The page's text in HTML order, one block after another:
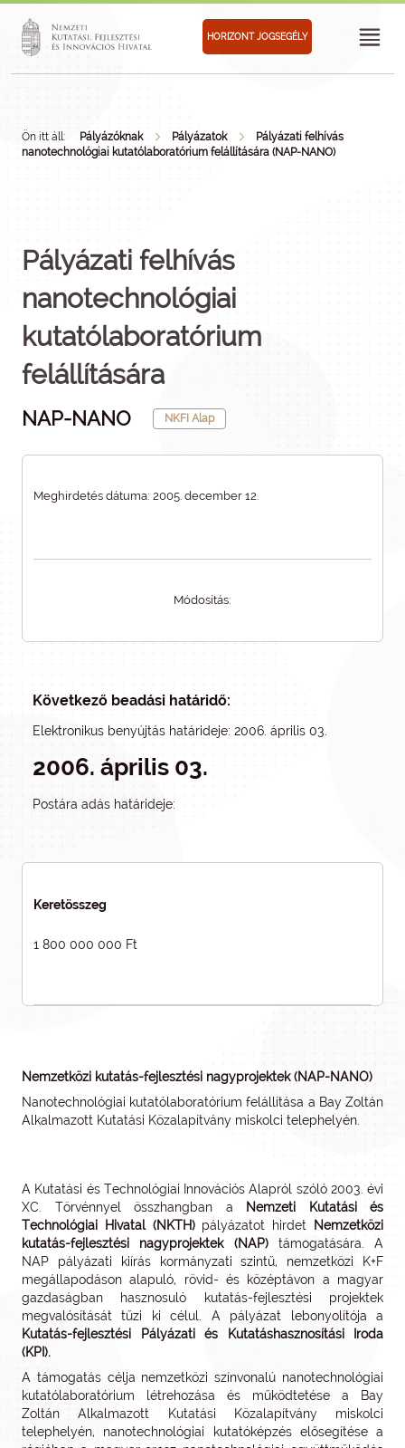
HORIZONT JOGSEGÉLY
Ön itt áll: Pályázóknak Pályázatok
Pályázati felhívás
nanotechnológiai kutatólaboratórium felállítására (NAP-NANO)
Pályázati felhívás
nanotechnológiai
kutatólaboratórium
felállítására
NAP-NANO NKFI Alap
Meghirdetés dátuma: 2005. december 12.
Módosítás:
Következő beadási határidő:
Elektronikus benyújtás határideje: 2006. április 03.
2006. április 03.
Postára adás határideje:
Keretösszeg
1 800 000 000 Ft
Nemzetközi kutatás-fejlesztési nagyprojektek (NAP-NANO)
Nanotechnológiai kutatólaboratórium felállítása a Bay Zoltán
Alkalmazott Kutatási Közalapítvány miskolci telephelyén.
A Kutatási és Technológiai Innovációs Alapról szóló 2003. évi
XC. Törvénnyel összhangban a
Nemzeti Kutatási és
Technológiai Hivatal (NKTH)pályázatot hirdet
Nemzetközi
kutatás-fejlesztési nagyprojektek (NAP)támogatására. A
NAP pályázati kiírás kormányzati szintű, nemzetközi K+F
megállapodáson alapuló, rövid- és középtávon a magyar
gazdaságban hasznosuló kutatás-fejlesztési projektek
megvalósítását tűzi ki célul. A pályázat lebonyolítója a
Kutatás-fejlesztési Pályázati és Kutatáshasznosítási Iroda
(KPI).
A támogatás célja nemzetközi színvonalú nanotechnológiai
kutatólaboratórium létrehozása és működtetése a Bay
Zoltán Alkalmazott Kutatási Közalapítvány miskolci
telephelyén, nanotechnológiai kutatóképzés elősegítése a